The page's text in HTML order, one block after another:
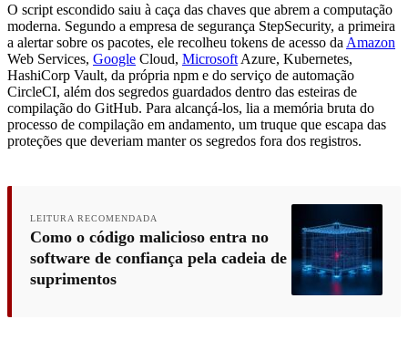
O script escondido saiu à caça das chaves que abrem a computação
moderna. Segundo a empresa de segurança StepSecurity, a primeira
a alertar sobre os pacotes, ele recolheu tokens de acesso da Amazon
Web Services, Google Cloud, Microsoft Azure, Kubernetes,
HashiCorp Vault, da própria npm e do serviço de automação
CircleCI, além dos segredos guardados dentro das esteiras de
compilação do GitHub. Para alcançá-los, lia a memória bruta do
processo de compilação em andamento, um truque que escapa das
proteções que deveriam manter os segredos fora dos registros.
LEITURA RECOMENDADA
Como o código malicioso entra no
software de confiança pela cadeia de
suprimentos